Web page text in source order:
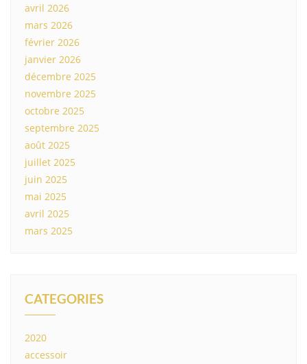
avril 2026
mars 2026
février 2026
janvier 2026
décembre 2025
novembre 2025
octobre 2025
septembre 2025
août 2025
juillet 2025
juin 2025
mai 2025
avril 2025
mars 2025
CATEGORIES
2020
accessoir